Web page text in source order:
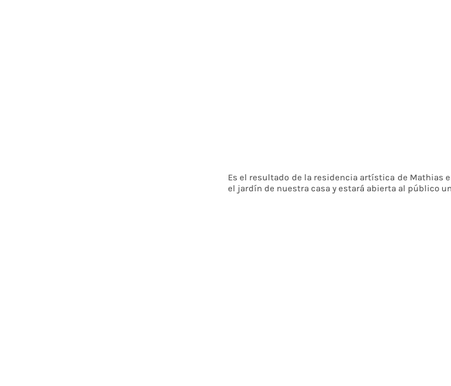
Es el resultado de la residencia artística de Mathias
el jardín de nuestra casa y estará abierta al público